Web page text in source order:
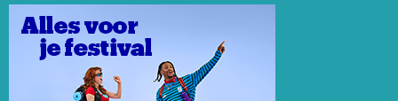
E
S
T
I
N
O
R
M